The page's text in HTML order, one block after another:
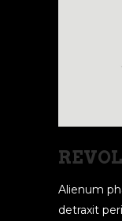
Alienum
detraxit